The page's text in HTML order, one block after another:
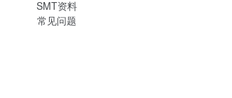
SMT资料
常见问题